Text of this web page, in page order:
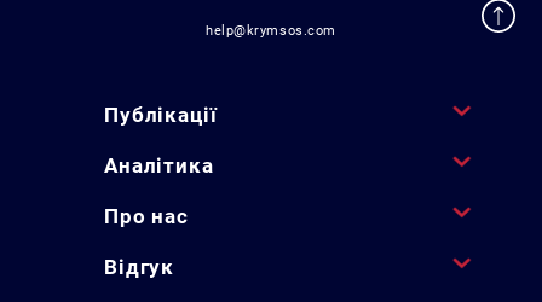
help@krymsos.com
Публікації
Аналітика
Про нас
Відгук